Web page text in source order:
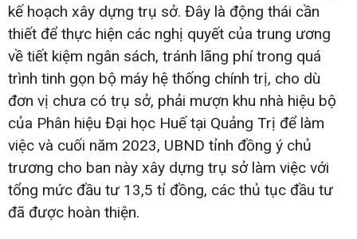
kế hoạch xây dựng trụ sở. Đây là động thái cần
thiết để thực hiện các nghị quyết của trung ương
về tiết kiệm ngân sách, tránh lãng phí trong quá
trình tinh gọn bộ máy hệ thống chính trị, cho dù
đơn vị chưa có trụ sở, phải mượn khu nhà hiệu bộ
của Phân hiệu Đại học Huế tại Quảng Trị để làm
việc và cuối năm 2023, UBND tỉnh đồng ý chủ
trương cho ban này xây dựng trụ sở làm việc với
tổng mức đầu tư 13,5 tỉ đồng, các thủ tục đầu tư
đã được hoàn thiện.